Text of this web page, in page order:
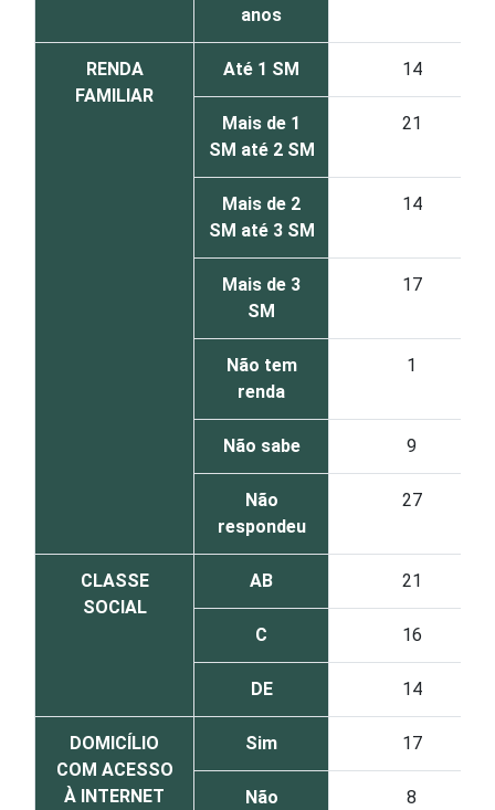
anos
RENDA
FAMILIAR
Até 1 SM 14
Mais de 1
SM até 2 SM
21
Mais de 2
SM até 3 SM
14
Mais de 3
SM
17
Não tem
renda
1
Não sabe 9
Não
respondeu
27
CLASSE
SOCIAL
AB 21
C 16
DE 14
DOMICÍLIO
COM ACESSO
À INTERNET
Sim 17
Não 8